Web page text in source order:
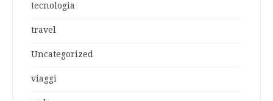
tecnologia
travel
Uncategorized
viaggi